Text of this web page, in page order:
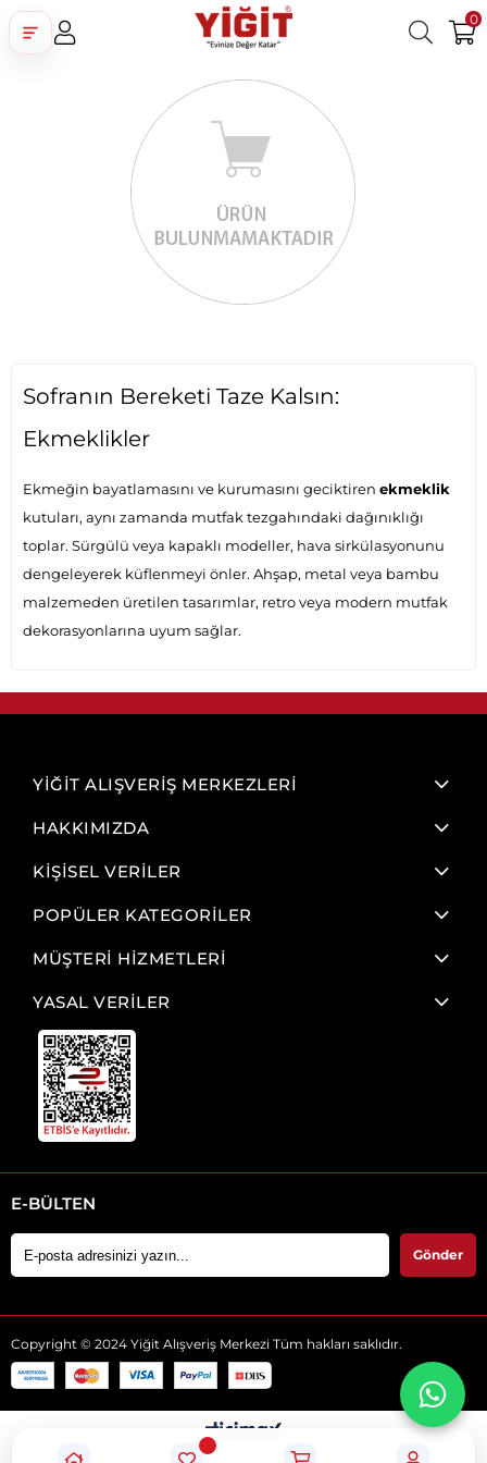
0
Üye Ol Facebook İle Bağlan
Google İle Bağlan
Sofranın Bereketi Taze Kalsın:
Ekmeklikler
Ekmeğin bayatlamasını ve kurumasını geciktiren ekmeklik
kutuları, aynı zamanda mutfak tezgahındaki dağınıklığı
toplar. Sürgülü veya kapaklı modeller, hava sirkülasyonunu
dengeleyerek küflenmeyi önler. Ahşap, metal veya bambu
malzemeden üretilen tasarımlar, retro veya modern mutfak
dekorasyonlarına uyum sağlar.
YİĞİT ALIŞVERİŞ MERKEZLERİ
HAKKIMIZDA
KİŞİSEL VERİLER
POPÜLER KATEGORİLER
MÜŞTERİ HİZMETLERİ
YASAL VERİLER
E-BÜLTEN
Gönder
Copyright © 2024 Yiğit Alışveriş Merkezi Tüm hakları saklıdır.